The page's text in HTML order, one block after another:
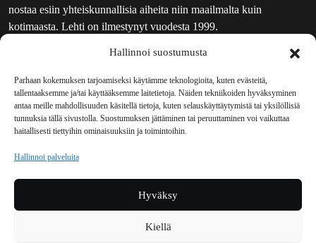
Hallinnoi suostumusta
Parhaan kokemuksen tarjoamiseksi käytämme teknologioita, kuten evästeitä,
tallentaaksemme ja/tai käyttääksemme laitetietoja. Näiden tekniikoiden hyväksyminen
antaa meille mahdollisuuden käsitellä tietoja, kuten selauskäyttäytymistä tai yksilöllisiä
tunnuksia tällä sivustolla. Suostumuksen jättäminen tai peruuttaminen voi vaikuttaa
haitallisesti tiettyihin ominaisuuksiin ja toimintoihin.
Hallinnoi palveluita
Hyväksy
Kiellä
nostaa esiin yhteiskunnallisia aiheita niin maailmalta kuin
kotimaasta. Lehti on ilmestynyt vuodesta 1999.
UUTISKIRJE
MAINOSTAJILLE
VASTAMAINOKSET
JAKELUPAIKAT
REKISTERISELOSTE
TILAUKSEN PERUUTUSPYYNTÖ
TILAUSOHJEET JA -EHDOT